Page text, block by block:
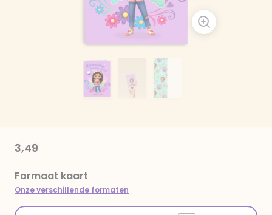
3,49
Formaat kaart
Onze verschillende formaten